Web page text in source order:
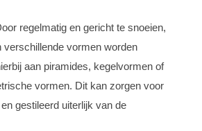
regelmatig en gericht te snoeien,
verschillende vormen worden
aan piramides, kegelvormen of
vormen. Dit kan zorgen voor
gestileerd uiterlijk van de